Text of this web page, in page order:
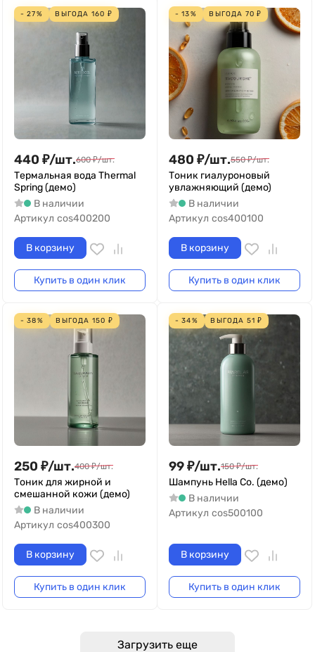
- 27% ВЫГОДА 160 ₽
440 ₽/шт.600 ₽/шт.
Термальная вода Thermal
Spring (демо)
В наличии
Артикул cos400200
В корзину
Купить в один клик
- 13% ВЫГОДА 70 ₽
480 ₽/шт.550 ₽/шт.
Тоник гиалуроновый
увлажняющий (демо)
В наличии
Артикул cos400100
В корзину
Купить в один клик
- 38% ВЫГОДА 150 ₽
250 ₽/шт.400 ₽/шт.
Тоник для жирной и
смешанной кожи (демо)
В наличии
Артикул cos400300
В корзину
Купить в один клик
- 34% ВЫГОДА 51 ₽
99₽/шт.150 ₽/шт.
Шампунь Hella Co. (демо)
В наличии
Артикул cos500100
В корзину
Купить в один клик
Загрузить еще